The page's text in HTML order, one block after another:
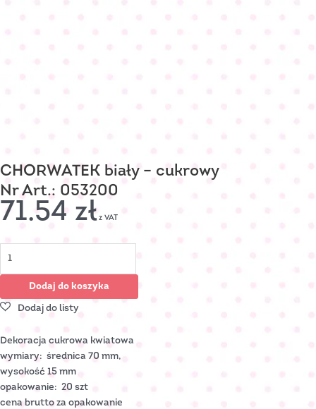
CHORWATEK biały – cukrowy
Nr Art.: 053200
71.54 zł z VAT
Dodaj do koszyka
Dekoracja cukrowa kwiatowa
wymiary: średnica 70 mm,
wysokość 15 mm
opakowanie: 20 szt
cena brutto za opakowanie